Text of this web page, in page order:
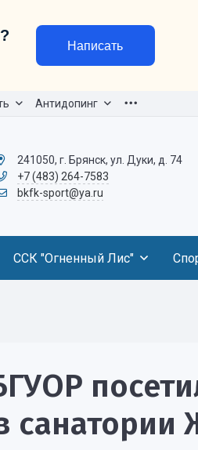
Написать
Антидопинг
241050, г. Брянск, ул. Дуки, д. 74
+7 (483) 264-7583
bkfk-sport@ya.ru
ССК "Огненный Лис"
санатории